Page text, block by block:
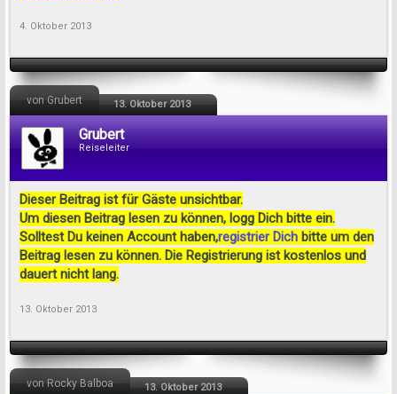
4. Oktober 2013
von Grubert 13. Oktober 2013
Grubert
Reiseleiter
Dieser Beitrag ist für Gäste unsichtbar.
Um diesen Beitrag lesen zu können, logg Dich bitte ein.
Solltest Du keinen Account haben,registrier Dich bitte um den
Beitrag lesen zu können. Die Registrierung ist kostenlos und
dauert nicht lang.
13. Oktober 2013
von Rocky Balboa 13. Oktober 2013